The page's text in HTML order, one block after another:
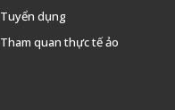
Tuyển dụng
Tham quan thực tế ảo